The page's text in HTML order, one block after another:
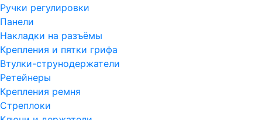
Ручки регулировки
Панели
Накладки на разъёмы
Крепления и пятки грифа
Втулки-струнодержатели
Ретейнеры
Крепления ремня
Стреплоки